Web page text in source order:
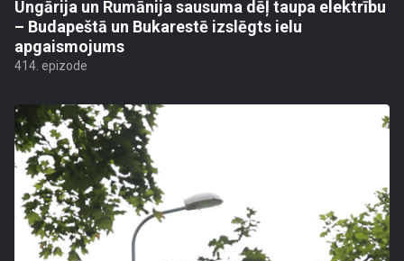
Ungārija un Rumānija sausuma dēļ taupa elektrību
– Budapeštā un Bukarestē izslēgts ielu
apgaismojums
414. epizode